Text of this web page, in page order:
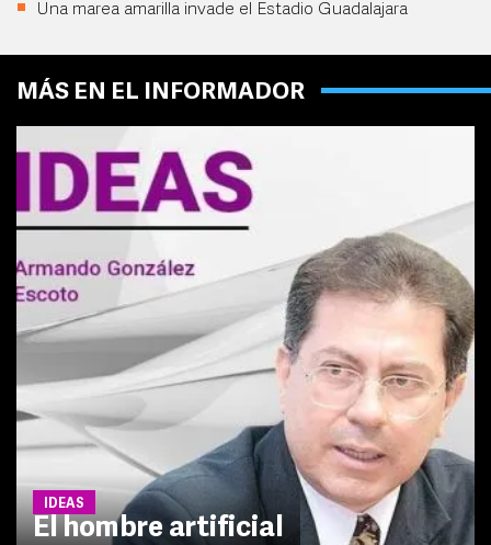
Una marea amarilla invade el Estadio Guadalajara
MÁS EN EL INFORMADOR
IDEAS
El hombre artificial